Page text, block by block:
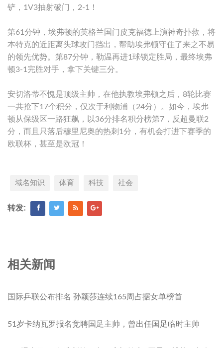
铲，1V3抽射破门，2-1！
第61分钟，埃弗顿的英格兰国门皮克福德上演神奇扑救，将
本特克的近距离头球攻门挡出，帮助埃弗顿守住了来之不易
的领先优势。第87分钟，勒温再进1球锁定胜局，最终埃弗
顿3-1完胜对手，拿下关键三分。
安切洛蒂不愧是顶级主帅，在他执教埃弗顿之后，8轮比赛
一共抢下17个积分，仅次于利物浦（24分）。如今，埃弗
顿从保级区一路狂飙，以36分排名积分榜第7，反超曼联2
分，而且只落后穆里尼奥的热刺1分，有机会打进下赛季的
欧联杯，甚至是欧冠！
域名知识 体育 科技 社会
转发:
相关新闻
国际乒联公布排名 孙颖莎连续165周占据女单榜首
51岁卡纳瓦罗报名竞聘国足主帅，曾出任国足临时主帅